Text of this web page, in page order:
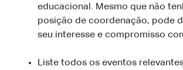
educacional. Mesmo que não
posição de coordenação, pode
seu interesse e compromisso
Liste todos os eventos